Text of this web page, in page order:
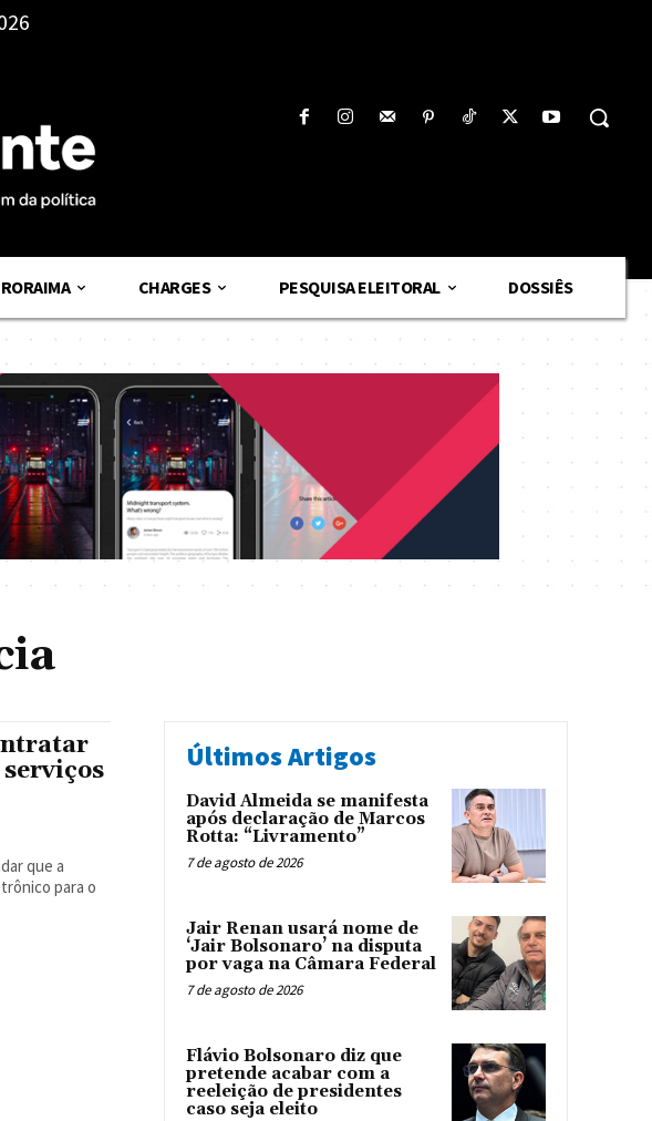
RORAIMA CHARGES PESQUISA ELEITORAL DOSSIÊS
que a
para o
Últimos Artigos
David Almeida se manifesta
após declaração de Marcos
Rotta: “Livramento”
7 de agosto de 2026
Jair Renan usará nome de
‘Jair Bolsonaro’ na disputa
por vaga na Câmara Federal
7 de agosto de 2026
Flávio Bolsonaro diz que
pretende acabar com a
reeleição de presidentes
caso seja eleito